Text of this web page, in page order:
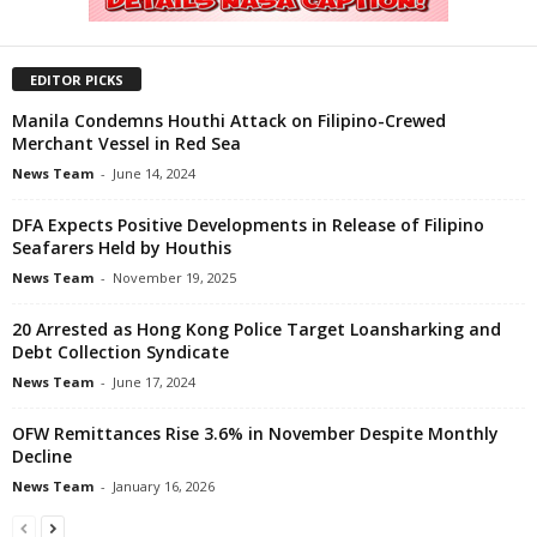
EDITOR PICKS
Manila Condemns Houthi Attack on Filipino-Crewed
Merchant Vessel in Red Sea
News Team - June 14, 2024
DFA Expects Positive Developments in Release of Filipino
Seafarers Held by Houthis
News Team - November 19, 2025
20 Arrested as Hong Kong Police Target Loansharking and
Debt Collection Syndicate
News Team - June 17, 2024
OFW Remittances Rise 3.6% in November Despite Monthly
Decline
News Team - January 16, 2026